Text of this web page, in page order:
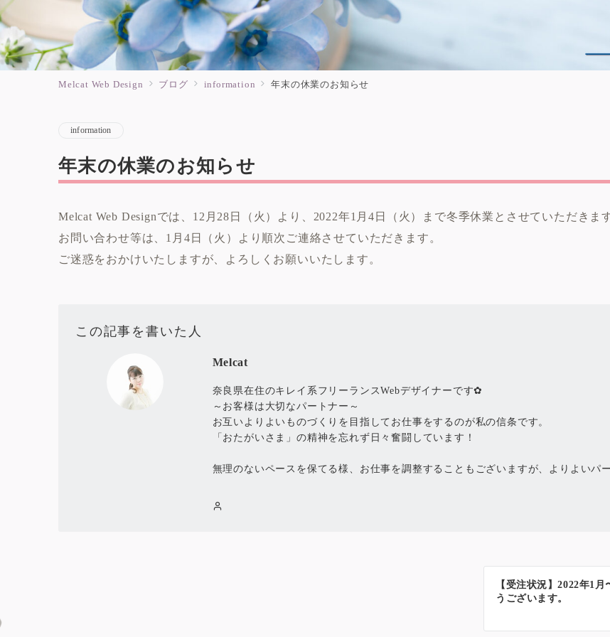
Melcat Web Design ブログ information 年末の休業のお知らせ
information
年末の休業のお知らせ
Melcat Web Designでは、12月28日（火）より、2022年1月4日（火）まで冬季休業とさせていただきます
お問い合わせ等は、1月4日（火）より順次ご連絡させていただきます。
ご迷惑をおかけいたしますが、よろしくお願いいたします。
この記事を書いた人
Melcat
奈良県在住のキレイ系フリーランスWebデザイナーです✿
～お客様は大切なパートナー～
お互いよりよいものづくりを目指してお仕事をするのが私の信条です。
「おたがいさま」の精神を忘れず日々奮闘しています！
無理のないペースを保てる様、お仕事を調整することもございますが、よりよいパ
【受注状況】2022年1
うございます。